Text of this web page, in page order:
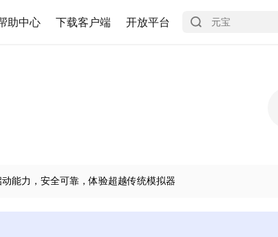
助中心 下载客户端 开放平台
能力，安全可靠，体验超越传统模拟器